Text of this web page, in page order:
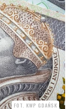
FOT. KWP GDAŃSK
na ulicy